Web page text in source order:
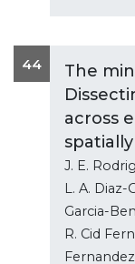
44
The
across
J. E.
L. A. Diaz-
Garcia-
R. Cid